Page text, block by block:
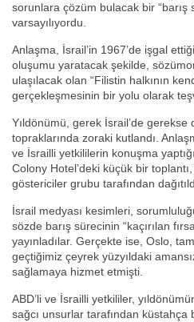
sorunlara çözüm bulacak bir “barış
varsayılıyordu.
Anlaşma, İsrail’in 1967’de işgal
oluşumu yaratacak şekilde,
ulaşılacak olan “Filistin halkının
gerçekleşmesinin bir yolu olarak
Yıldönümü, gerek İsrail’de gerekse
topraklarında zoraki kutlandı.
ve İsrailli yetkililerin konuşma
Colony Hotel’deki küçük bir
göstericiler grubu tarafından
İsrail medyası kesimleri,
sözde barış sürecinin “kaçırılan
yayınladılar. Gerçekte ise, Oslo,
geçtiğimiz çeyrek yüzyıldaki
sağlamaya hizmet etmişti.
ABD’li ve İsrailli yetkililer,
sağcı unsurlar tarafından küstahça